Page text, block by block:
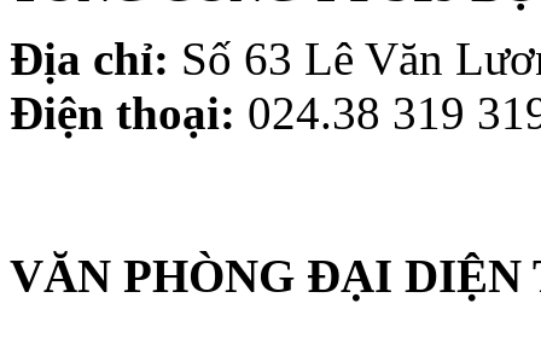
Địa chỉ: Số 63 Lê Văn
Điện thoại: 024.38 319
VĂN PHÒNG ĐẠI